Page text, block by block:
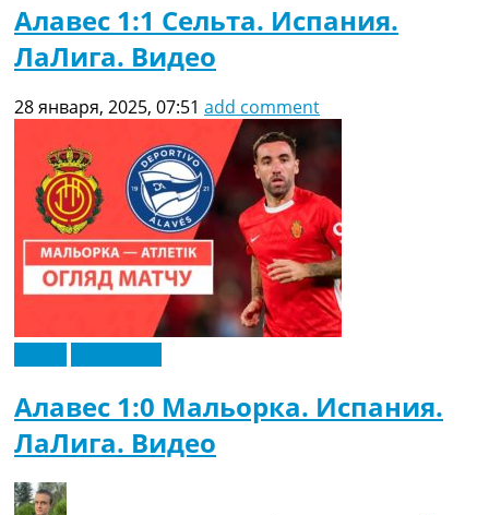
Алавес 1:1 Сельта. Испания.
ЛаЛига. Видео
28 января, 2025, 07:51 add comment
Алавес 1:0 Мальорка. Испания.
ЛаЛига. Видео